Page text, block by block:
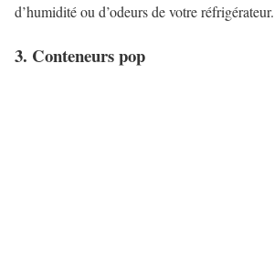
d’humidité ou d’odeurs de votre réfrigérateur.
3. Conteneurs pop